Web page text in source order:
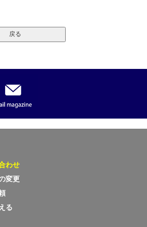
わせ
変更
る